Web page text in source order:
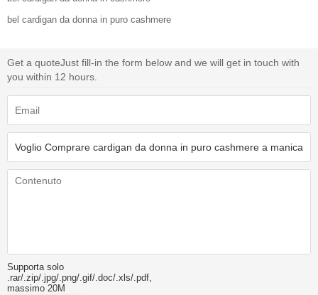
bel cardigan da donna in puro cashmere
Get a quoteJust fill-in the form below and we will get in touch with
you within 12 hours.
Supporta solo
.rar/.zip/.jpg/.png/.gif/.doc/.xls/.pdf,
massimo 20M